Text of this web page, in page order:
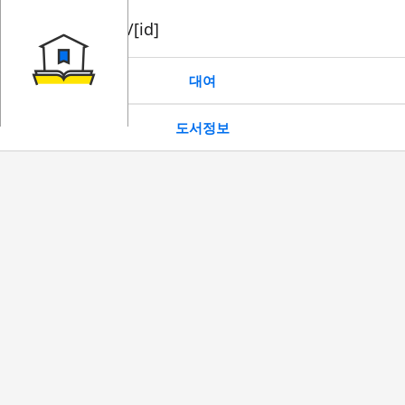
book/rent/[id]
대여
도서정보